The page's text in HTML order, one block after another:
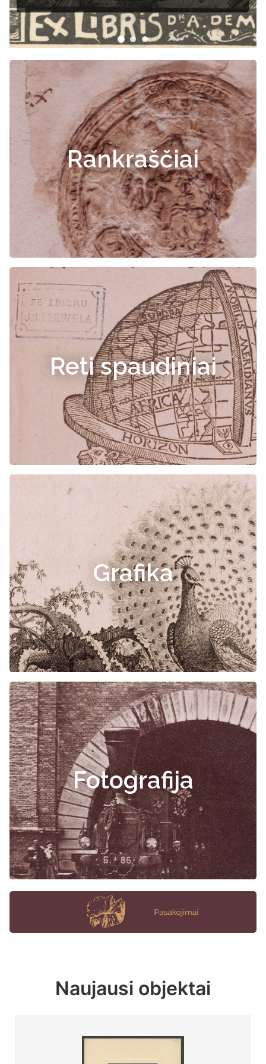
Rankraščiai
Reti spaudiniai
Grafika
Fotografija
Naujausi objektai